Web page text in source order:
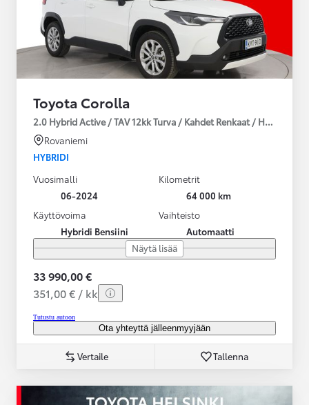
Toyota Corolla
2.0 Hybrid Active / TAV 12kk Turva / Kahdet Renkaat /
Rovaniemi
HYBRIDI
Vuosimalli
06-2024
Kilometrit
64 000 km
Käyttövoima
Hybridi Bensiini
Vaihteisto
Automaatti
Näytä lisää
33 990,00 €
351,00 € / kk
Tutustu autoon
Ota yhteyttä jälleenmyyjään
Vertaile Tallenna